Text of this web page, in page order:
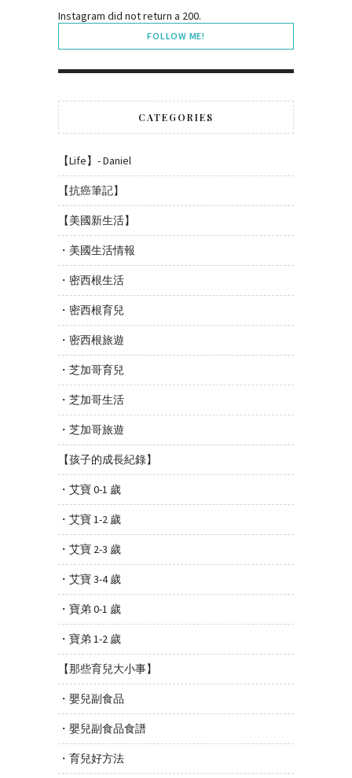
Instagram did not return a 200.
FOLLOW ME!
CATEGORIES
【Life】- Daniel
【抗癌筆記】
【美國新生活】
・美國生活情報
・密西根生活
・密西根育兒
・密西根旅遊
・芝加哥育兒
・芝加哥生活
・芝加哥旅遊
【孩子的成長紀錄】
・艾寶 0-1 歲
・艾寶 1-2 歲
・艾寶 2-3 歲
・艾寶 3-4 歲
・寶弟 0-1 歲
・寶弟 1-2 歲
【那些育兒大小事】
・嬰兒副食品
・嬰兒副食品食譜
・育兒好方法